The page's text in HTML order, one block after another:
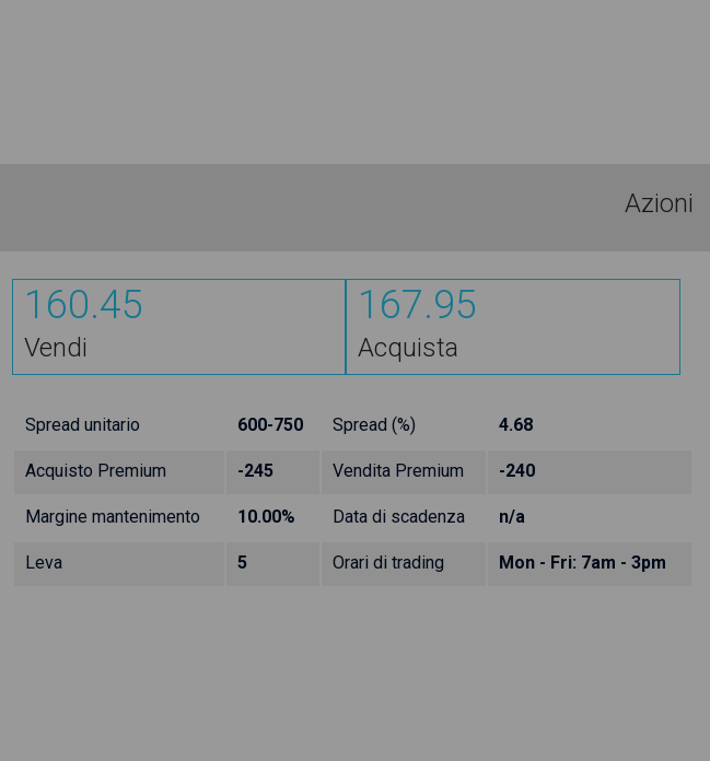
Azioni
160.45
Vendi
167.95
Acquista
Spread unitario 600-750 Spread (%) 4.68
Acquisto Premium -245 Vendita Premium -240
Margine mantenimento 10.00% Data di scadenza n/a
Leva 5 Orari di trading Mon - Fri: 7am - 3pm